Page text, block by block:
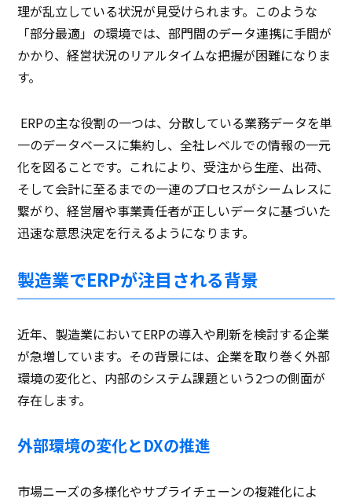
理が乱立している状況が見受けられます。このような
「部分最適」の環境では、部門間のデータ連携に手間が
かかり、経営状況のリアルタイムな把握が困難になりま
す。
ERPの主な役割の一つは、分散している業務データを単
一のデータベースに集約し、全社レベルでの情報の一元
化を図ることです。これにより、受注から生産、出荷、
そして会計に至るまでの一連のプロセスがシームレスに
繋がり、経営層や事業責任者が正しいデータに基づいた
迅速な意思決定を行えるようになります。
製造業でERPが注目される背景
近年、製造業においてERPの導入や刷新を検討する企業
が急増しています。その背景には、企業を取り巻く外部
環境の変化と、内部のシステム課題という2つの側面が
存在します。
外部環境の変化とDXの推進
市場ニーズの多様化やサプライチェーンの複雑化によ